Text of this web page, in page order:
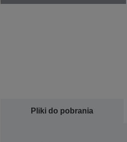
Pliki do pobrania